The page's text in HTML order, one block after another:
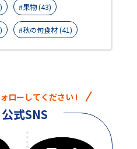
果物 (43)
秋の旬食材 (41)
ローしてください !
公式SNS